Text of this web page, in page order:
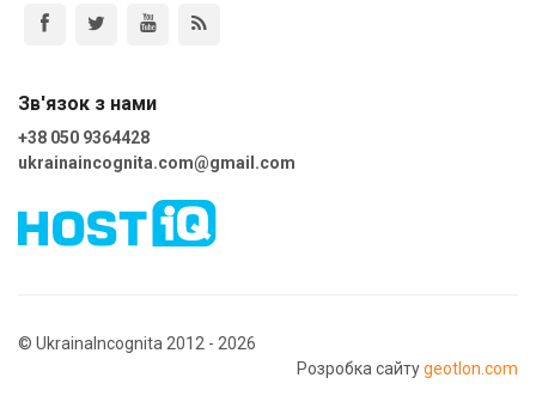
Зв'язок з нами
+38 050 9364428
ukrainaincognita.com@gmail.com
© UkrainaIncognita 2012 - 2026
Розробка сайтуgeotlon.com